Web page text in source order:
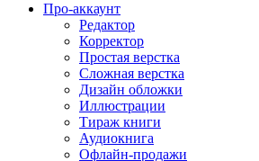
Про-аккаунт
Редактор
Корректор
Простая верстка
Сложная верстка
Дизайн обложки
Иллюстрации
Тираж книги
Аудиокнига
Офлайн-продажи